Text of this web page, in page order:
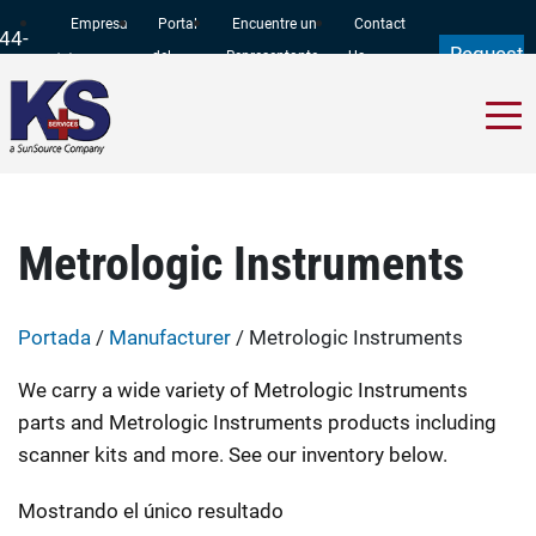
Empresa
Portal
del
Encuentre un
Representante
Contact
Us
Request
Metrologic Instruments
Portada / Manufacturer / Metrologic Instruments
We carry a wide variety of Metrologic Instruments
parts and Metrologic Instruments products including
scanner kits and more. See our inventory below.
Mostrando el único resultado